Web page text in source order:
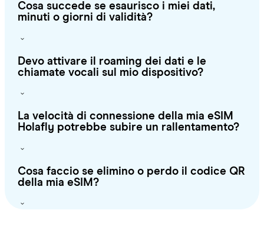
Cosa succede se esaurisco i miei dati,
minuti o giorni di validità?
Devo attivare il roaming dei dati e le
chiamate vocali sul mio dispositivo?
La velocità di connessione della mia eSIM
Holafly potrebbe subire un rallentamento?
Cosa faccio se elimino o perdo il codice QR
della mia eSIM?